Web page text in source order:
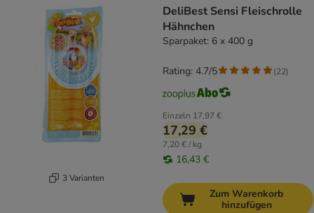
3 Varianten
DeliBest Sensi Fleischrolle
Hähnchen
Sparpaket: 6 x 400 g
Einzeln 17,97 €
17,29 €
7,20 € / kg
16,43 €
Rating: 4.7/5 (22)
Zum Warenkorb
hinzufügen